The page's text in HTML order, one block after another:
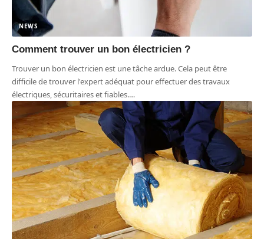
NEWS
Comment trouver un bon électricien ?
Trouver un bon électricien est une tâche ardue. Cela peut être
difficile de trouver l'expert adéquat pour effectuer des travaux
électriques, sécuritaires et fiables.…